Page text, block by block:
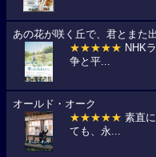
あの花が咲く丘で、君とまた
★★★★★ NHK
争と平...
オールド・オーク
★★★★★ 素直
ても、永...